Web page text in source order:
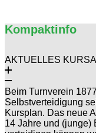
Kompaktinfo
AKTUELLES
Beim Turnverein
Selbstverteidigung
Kursplan. Das neue
14 Jahre und (junge)